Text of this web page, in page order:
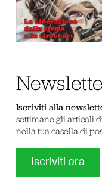
Iscriviti alla
settimane gli articoli
nella tua casella di
Iscriviti ora